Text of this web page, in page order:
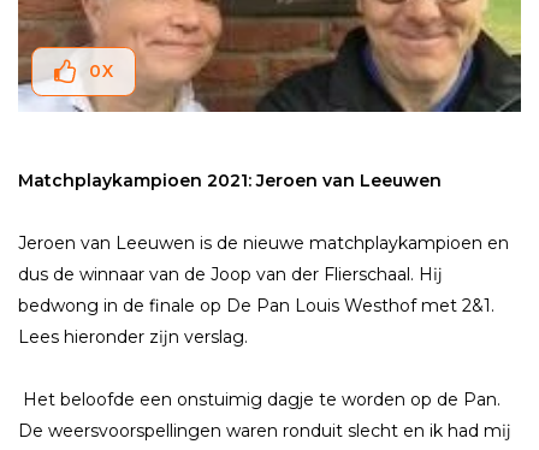
0X
Matchplaykampioen 2021: Jeroen van Leeuwen
Jeroen van Leeuwen is de nieuwe matchplaykampioen en
dus de winnaar van de Joop van der Flierschaal. Hĳ
bedwong in de finale op De Pan Louis Westhof met 2&1.
Lees hieronder zĳn verslag.
Het beloofde een onstuimig dagje te worden op de Pan.
De weersvoorspellingen waren ronduit slecht en ik had mĳ